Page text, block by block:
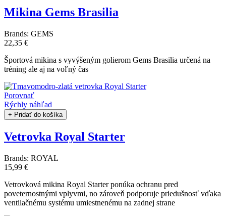
Mikina Gems Brasilia
Brands: GEMS
22,35 €
Športová mikina s vyvýšeným golierom Gems Brasilia určená na
tréning ale aj na voľný čas
Porovnať
Rýchly náhľad
+ Pridať do košíka
Vetrovka Royal Starter
Brands: ROYAL
15,99 €
Vetrovková mikina Royal Starter ponúka ochranu pred
poveternostnými vplyvmi, no zároveň podporuje priedušnosť vďaka
ventilačnému systému umiestnenému na zadnej strane